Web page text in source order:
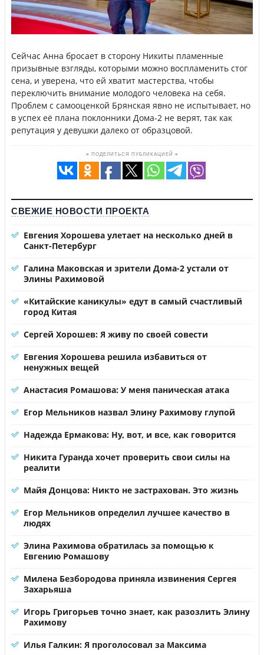
Сейчас Анна бросает в сторону Никиты пламенные
призывные взгляды, которыми можно воспламенить стог
сена, и уверена, что ей хватит мастерства, чтобы
переключить внимание молодого человека на себя.
Проблем с самооценкой Брянская явно не испытывает, но
в успех её плана поклонники Дома-2 не верят, так как
репутация у девушки далеко от образцовой.
≡ ПОДЕЛИТЬСЯ ПУБЛИКАЦИЕЙ ≡
СВЕЖИЕ НОВОСТИ ПРОЕКТА
Евгения Хорошева улетает на несколько дней в
Санкт-Петербург
Галина Маковская и зрители Дома-2 устали от
Элины Рахимовой
«Китайские каникулы» едут в самый счастливый
город Китая
Сергей Хорошев: Я живу по своей совести
Евгения Хорошева решила избавиться от
ненужных вещей
Анастасия Ромашова: У меня паническая атака
Егор Мельников назвал Элину Рахимову глупой
Надежда Ермакова: Ну, вот, и все, как говорится
Никита Гуранда хочет проверить свои силы на
реалити
Майя Донцова: Никто не застрахован. Это жизнь
Егор Мельников определил лучшее качество в
людях
Элина Рахимова обратилась за помощью к
Евгению Ромашову
Милена Безбородова приняла извинения Сергея
Захарьяша
Игорь Григорьев точно знает, как разозлить Элину
Рахимову
Илья Галкин: Я проголосовал за Максима